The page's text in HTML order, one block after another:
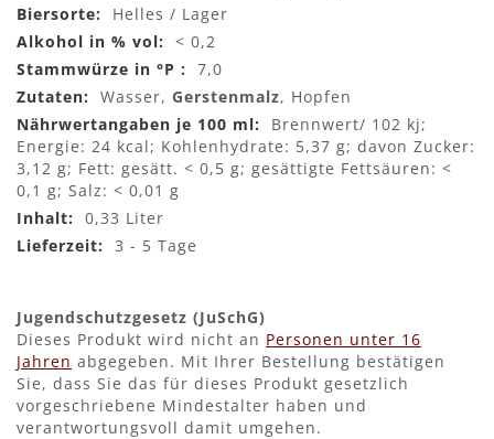
Helles / Lager
< 0,2
7,0
Wasser, Gerstenmalz, Hopfen
Brennwert/ 102 kj;
Energie: 24 kcal; Kohlenhydrate: 5,37 g; davon Zucker:
3,12 g; Fett: gesätt. < 0,5 g; gesättigte Fettsäuren: <
0,1 g; Salz: < 0,01 g
0,33 Liter
3 - 5 Tage
Jugendschutzgesetz (JuSchG)
Dieses Produkt wird nicht an Personen unter 16
Jahren abgegeben. Mit Ihrer Bestellung bestätigen
Sie, dass Sie das für dieses Produkt gesetzlich
vorgeschriebene Mindestalter haben und
verantwortungsvoll damit umgehen.